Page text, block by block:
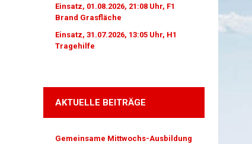
Einsatz, 01.08.2026, 21:08 Uhr, F1
Brand Grasfläche
Einsatz, 31.07.2026, 13:05 Uhr, H1
Tragehilfe
AKTUELLE BEITRÄGE
Gemeinsame Mittwochs-Ausbildung